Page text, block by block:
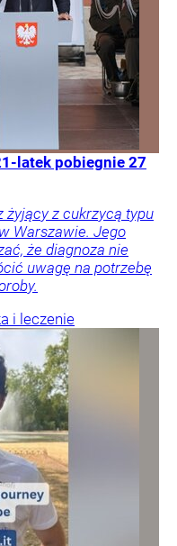
latek pobiegnie 27
żyjący z cukrzycą typu
Warszawie. Jego
że diagnoza nie
uwagę na potrzebę
i leczenie